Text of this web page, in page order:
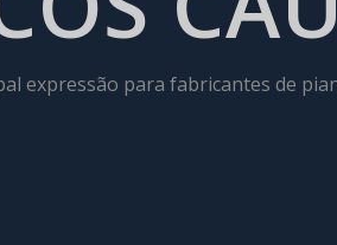
expressão para fabricantes de